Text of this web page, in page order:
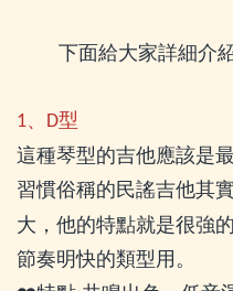
下面給大家詳細介
1、 D型
這種琴型的吉他應該是
習慣俗稱的民謠吉他其
大，他的特點就是很強
節奏明快的類型用。